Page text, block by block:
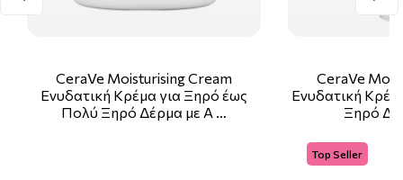
CeraVe Moisturising Cream
Ενυδατική Κρέμα για Ξηρό έως
Πολύ Ξηρό Δέρμα με Α …
CeraVe
Ενυδατική
Ξηρό
Top Seller